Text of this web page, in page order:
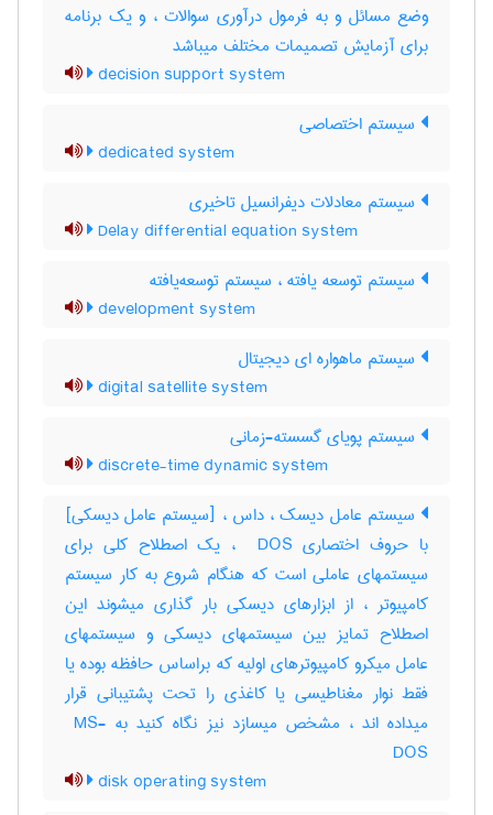
وضع مسائل و به فرمول درآوری سوالات ، و یک برنامه
برای آزمایش تصمیمات مختلف میباشد
decision support system
سیستم اختصاصی
dedicated system
سیستم معادلات دیفرانسیل تاخیری
Delay differential equation system
سیستم توسعه یافته ، سیستم توسعه‌یافته
development system
سیستم ماهواره ای دیجیتال
digital satellite system
سیستم پویای گسسته-زمانی
discrete-time dynamic system
سیستم عامل دیسک ، داس ، [سیستم عامل دیسکی]
با حروف اختصاری ‎ DOS ، یک اصطلاح کلی برای
سیستمهای عاملی است که هنگام شروع به کار سیستم
کامپیوتر ، از ابزارهای دیسکی بار گذاری میشوند این
اصطلاح تمایز بین سیستمهای دیسکی و سیستمهای
عامل میکرو کامپیوترهای اولیه که براساس حافظه بوده یا
فقط نوار مغناطیسی یا کاغذی را تحت پشتیبانی قرار
میداده اند ، مشخص میسازد نیز نگاه کنید به ‎ MS-
DOS
disk operating system